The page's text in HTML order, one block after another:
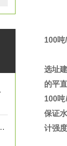
践
影响因素与市场行情
100吨
选址
的平
100吨
保证
计强